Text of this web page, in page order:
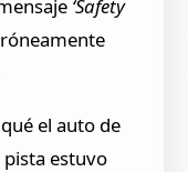
‘Safety
el auto de
estuvo